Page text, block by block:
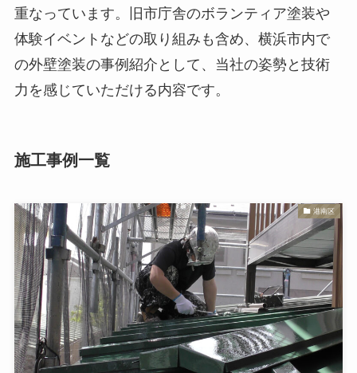
重なっています。旧市庁舎のボランティア塗装や
体験イベントなどの取り組みも含め、横浜市内で
の外壁塗装の事例紹介として、当社の姿勢と技術
力を感じていただける内容です。
施工事例一覧
港南区